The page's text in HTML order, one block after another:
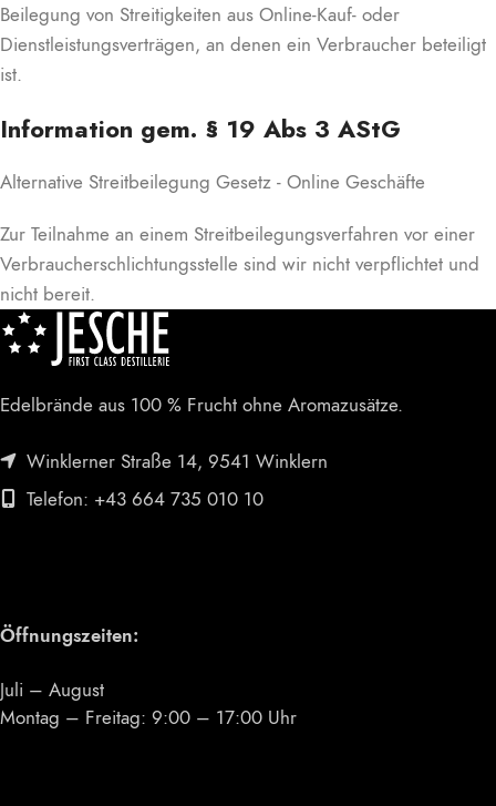
Beilegung von Streitigkeiten aus Online-Kauf- oder
Dienstleistungsverträgen, an denen ein Verbraucher beteiligt
ist.
Information gem. § 19 Abs 3 AStG
Alternative Streitbeilegung Gesetz - Online Geschäfte
Zur Teilnahme an einem Streitbeilegungsverfahren vor einer
Verbraucherschlichtungsstelle sind wir nicht verpflichtet und
nicht bereit.
Edelbrände aus 100 % Frucht ohne Aromazusätze.
Winklerner Straße 14, 9541 Winklern
Telefon: +43 664 735 010 10
Öffnungszeiten:
Juli – August
Montag – Freitag: 9:00 – 17:00 Uhr